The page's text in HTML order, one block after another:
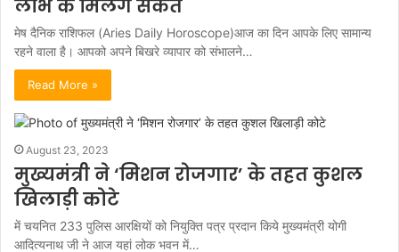
लाभ के मिलेगें संकेत
मेष दैनिक राशिफल (Aries Daily Horoscope)आज का दिन आपके लिए सामान्य
रहने वाला है। आपको अपने बिखरे व्यापार को संभालने…
Read More »
August 23, 2023
मुख्यमंत्री ने ‘मिशन रोजगार’ के तहत कुशल
खिलाड़ी कोटे
में चयनित 233 पुलिस आरक्षियों को नियुक्ति पत्र प्रदान किये मुख्यमंत्री योगी
आदित्यनाथ जी ने आज यहां लोक भवन में…